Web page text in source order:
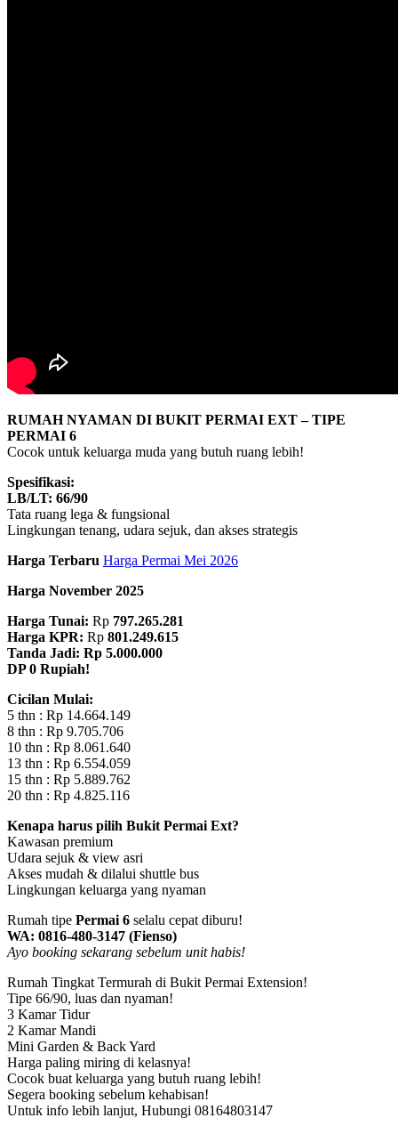
RUMAH NYAMAN DI BUKIT PERMAI EXT – TIPE
PERMAI 6
Cocok untuk keluarga muda yang butuh ruang lebih!
Spesifikasi:
LB/LT: 66/90
Tata ruang lega & fungsional
Lingkungan tenang, udara sejuk, dan akses strategis
Harga Terbaru Harga Permai Mei 2026
Harga November 2025
Harga Tunai: Rp 797.265.281
Harga KPR: Rp 801.249.615
Tanda Jadi: Rp 5.000.000
DP 0 Rupiah!
Cicilan Mulai:
5 thn : Rp 14.664.149
8 thn : Rp 9.705.706
10 thn : Rp 8.061.640
13 thn : Rp 6.554.059
15 thn : Rp 5.889.762
20 thn : Rp 4.825.116
Kenapa harus pilih Bukit Permai Ext?
Kawasan premium
Udara sejuk & view asri
Akses mudah & dilalui shuttle bus
Lingkungan keluarga yang nyaman
Rumah tipe Permai 6 selalu cepat diburu!
WA: 0816-480-3147 (Fienso)
Ayo booking sekarang sebelum unit habis!
Rumah Tingkat Termurah di Bukit Permai Extension!
Tipe 66/90, luas dan nyaman!
3 Kamar Tidur
2 Kamar Mandi
Mini Garden & Back Yard
Harga paling miring di kelasnya!
Cocok buat keluarga yang butuh ruang lebih!
Segera booking sebelum kehabisan!
Untuk info lebih lanjut, Hubungi 08164803147